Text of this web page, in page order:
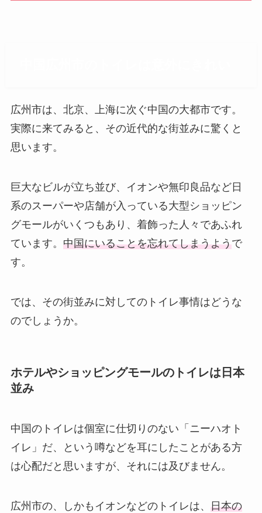
広州市は、北京、上海に次ぐ中国の大都市です。
実際に来てみると、その近代的な街並みに驚くと
思います。
巨大なビルが立ち並び、イオンや無印良品など日
系のスーパーや店舗が入っている大型ショッピン
グモールがいくつもあり、着飾った人々であふれ
ています。 中国にいることを忘れてしまうようで
す。
では、その街並みに対してのトイレ事情はどうな
のでしょうか。
ホテルやショッピングモールのトイレは日本
並み
中国のトイレは個室に仕切りのない「ニーハオト
イレ」だ、という噂などを耳にしたことがある方
は心配だと思いますが、それには及びません。
広州市の、しかもイオンなどのトイレは、 日本の